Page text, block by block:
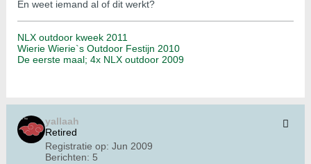
En weet iemand al of dit werkt?
NLX outdoor kweek 2011
Wierie Wierie`s Outdoor Festijn 2010
De eerste maal; 4x NLX outdoor 2009
yallaah
Retired
Registratie op: Jun 2009
Berichten: 5